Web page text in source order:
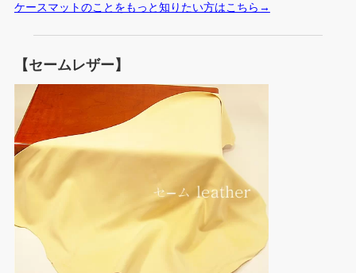
ケースマットのことをもっと知りたい方はこちら→
【セームレザー】